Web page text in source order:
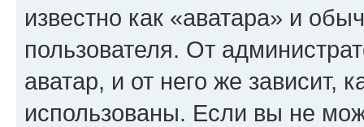
известно как «аватара» и
пользователя. От
аватар, и от него же зависит,
использованы. Если вы не